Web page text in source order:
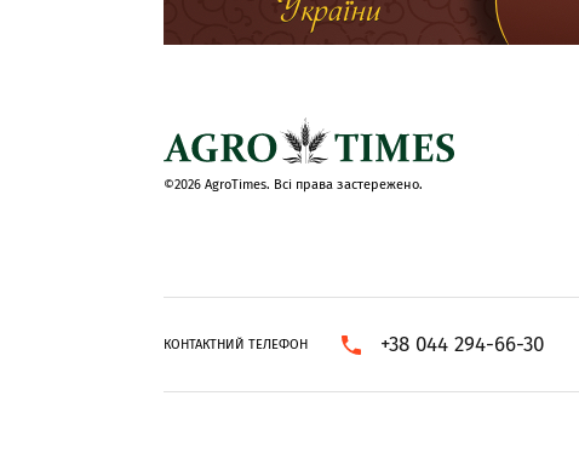
©2026 AgroTimes. Всі права застережено.
КОНТАКТНИЙ ТЕЛЕФОН +38 044 294-66-30